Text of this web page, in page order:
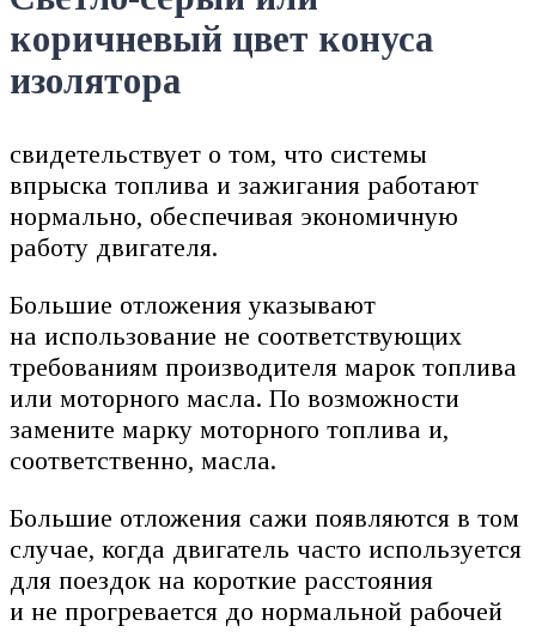
коричневый цвет конуса
изолятора
свидетельствует о том, что системы
впрыска топлива и зажигания работают
нормально, обеспечивая экономичную
работу двигателя.
Большие отложения указывают
на использование не соответствующих
требованиям производителя марок топлива
или моторного масла. По возможности
замените марку моторного топлива и,
соответственно, масла.
Большие отложения сажи появляются в том
случае, когда двигатель часто используется
для поездок на короткие расстояния
и не прогревается до нормальной рабочей